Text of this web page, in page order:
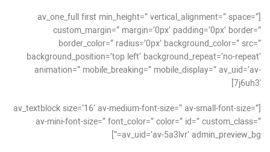
[av_one_full first min_height=” vertical_alignment=” space=”
custom_margin=” margin=’0px’ padding=’0px’ border=”
border_color=” radius=’0px’ background_color=” src=”
background_position=’top left’ background_repeat=’no-repeat’
animation=” mobile_breaking=” mobile_display=” av_uid=’av-
7j6uh3′]
[av_textblock size=’16’ av-medium-font-size=” av-small-font-size=”
av-mini-font-size=” font_color=” color=” id=” custom_class=”
av_uid=’av-5a3lvr’ admin_preview_bg=”]